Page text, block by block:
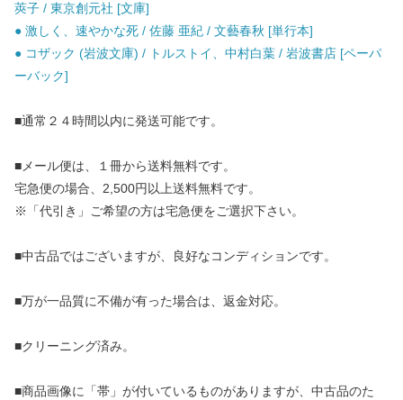
莢子 / 東京創元社 [文庫]
● 激しく、速やかな死 / 佐藤 亜紀 / 文藝春秋 [単行本]
● コザック (岩波文庫) / トルストイ、中村白葉 / 岩波書店 [ペーパ
ーバック]
■通常２４時間以内に発送可能です。
■メール便は、１冊から送料無料です。
宅急便の場合、2,500円以上送料無料です。
※「代引き」ご希望の方は宅急便をご選択下さい。
■中古品ではございますが、良好なコンディションです。
■万が一品質に不備が有った場合は、返金対応。
■クリーニング済み。
■商品画像に「帯」が付いているものがありますが、中古品のた